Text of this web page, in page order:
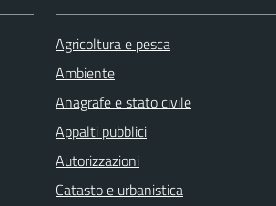
Agricoltura e pesca
Ambiente
Anagrafe e stato civile
Appalti pubblici
Autorizzazioni
Catasto e urbanistica